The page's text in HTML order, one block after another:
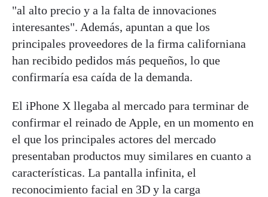
"al alto precio y a la falta de innovaciones
interesantes". Además, apuntan a que los
principales proveedores de la firma californiana
han recibido pedidos más pequeños, lo que
confirmaría esa caída de la demanda.
El iPhone X llegaba al mercado para terminar de
confirmar el reinado de Apple, en un momento en
el que los principales actores del mercado
presentaban productos muy similares en cuanto a
características. La pantalla infinita, el
reconocimiento facial en 3D y la carga